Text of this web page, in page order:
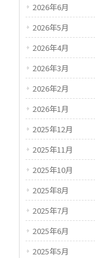
2026年6月
2026年5月
2026年4月
2026年3月
2026年2月
2026年1月
2025年12月
2025年11月
2025年10月
2025年8月
2025年7月
2025年6月
2025年5月